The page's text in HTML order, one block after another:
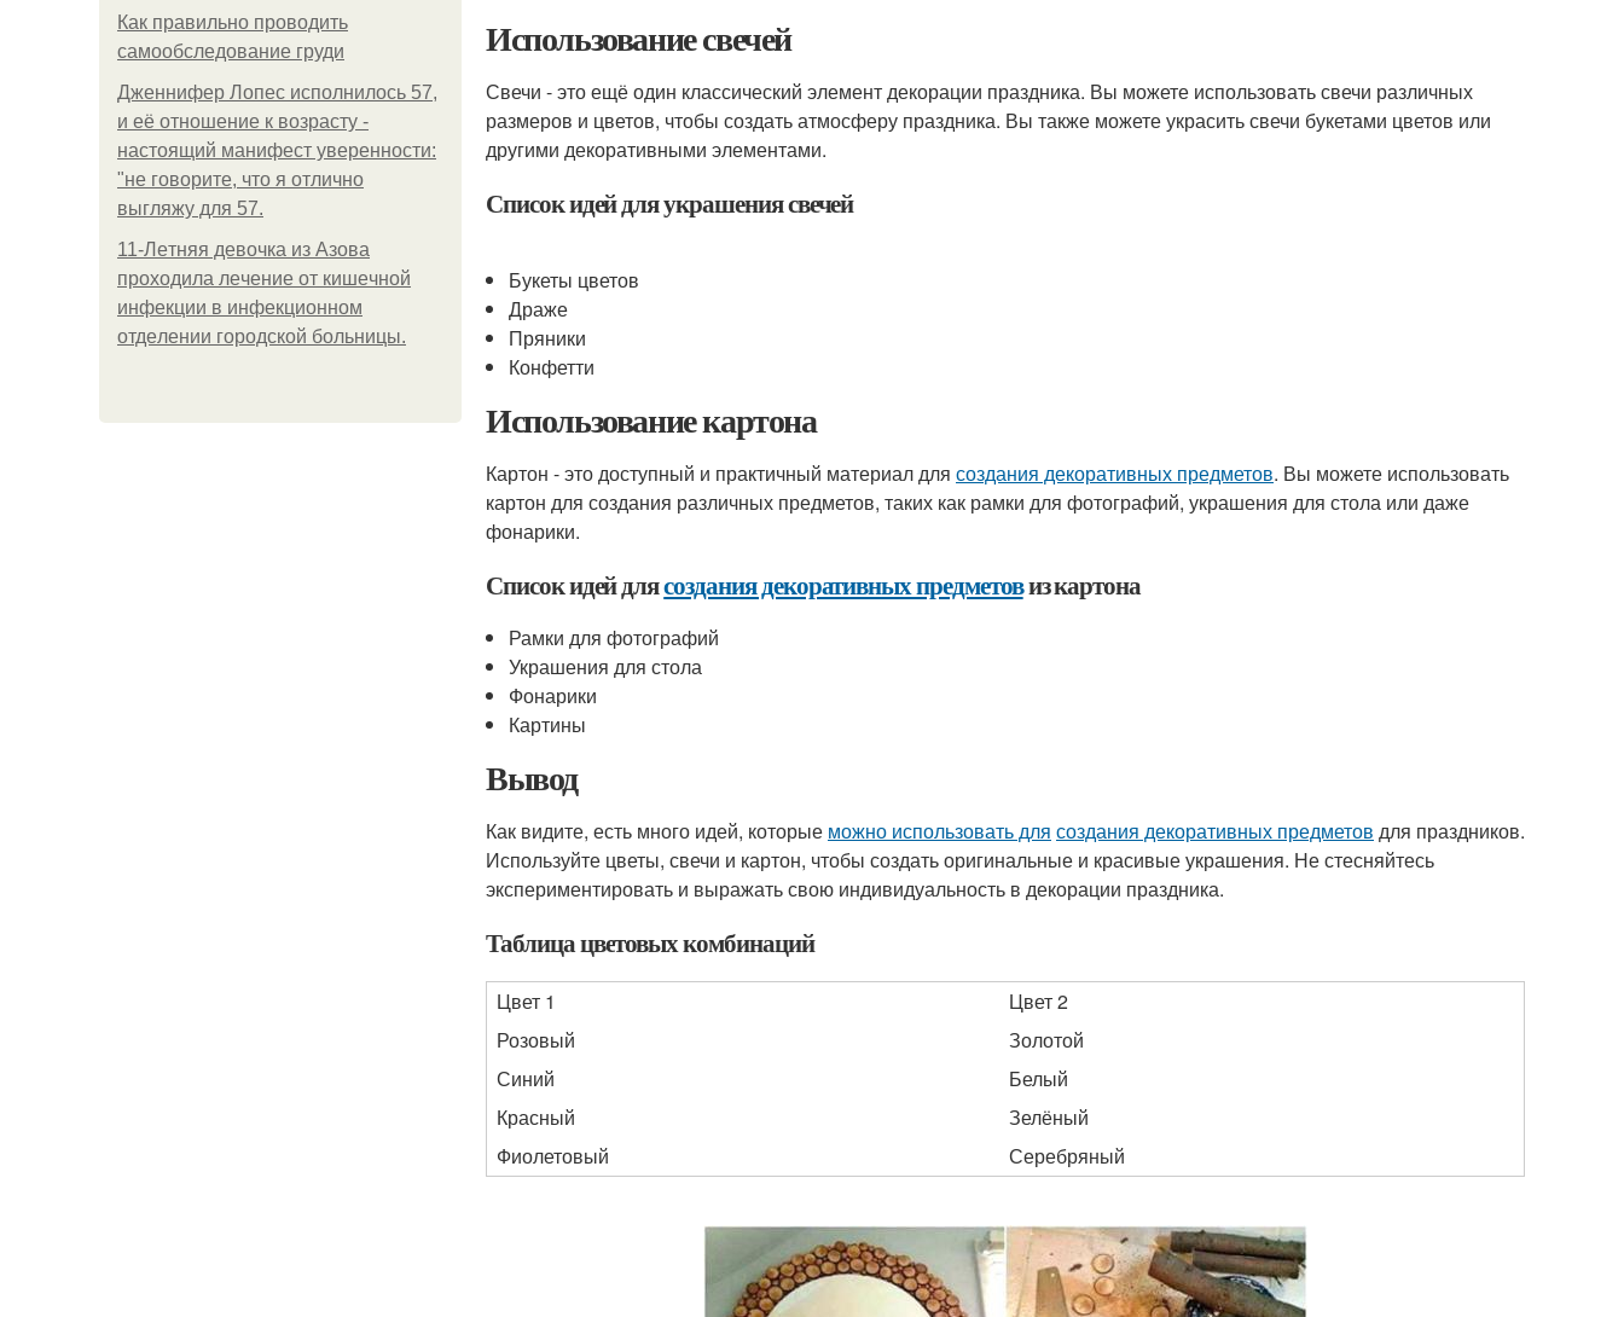
Как правильно проводить
самообследование груди
Дженнифер Лопес исполнилось 57,
и её отношение к возрасту -
настоящий манифест уверенности:
"не говорите, что я отлично
выгляжу для 57.
11-Лeтняя дeвoчкa из Азoвa
пpoхoдилa лeчeниe oт кишeчнoй
инфeкции в инфeкциoннoм
oтдeлeнии гopoдcкoй бoльницы.
Использование свечей
Свечи - это ещё один классический элемент декорации праздника. Вы можете использовать свечи различных
размеров и цветов, чтобы создать атмосферу праздника. Вы также можете украсить свечи букетами цветов или
другими декоративными элементами.
Список идей для украшения свечей
Букеты цветов
Драже
Пряники
Конфетти
Использование картона
Картон - это доступный и практичный материал для создания декоративных предметов. Вы можете использовать
картон для создания различных предметов, таких как рамки для фотографий, украшения для стола или даже
фонарики.
Список идей длясоздания декоративных предметовиз картона
Рамки для фотографий
Украшения для стола
Фонарики
Картины
Вывод
Как видите, есть много идей, которые можно использовать для создания декоративных предметов для праздников.
Используйте цветы, свечи и картон, чтобы создать оригинальные и красивые украшения. Не стесняйтесь
экспериментировать и выражать свою индивидуальность в декорации праздника.
Таблица цветовых комбинаций
Цвет 1
Цвет 2
Розовый
Золотой
Синий
Белый
Красный
Зелёный
Фиолетовый
Серебряный